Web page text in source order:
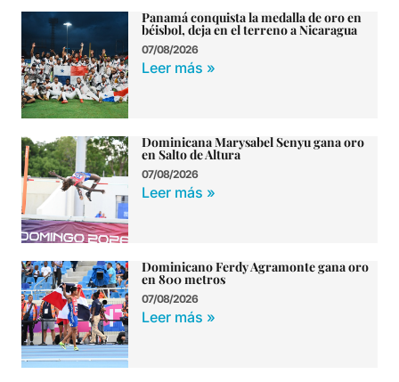
Panamá conquista la medalla de oro en
béisbol, deja en el terreno a Nicaragua
07/08/2026
Leer más »
Dominicana Marysabel Senyu gana oro
en Salto de Altura
07/08/2026
Leer más »
Dominicano Ferdy Agramonte gana oro
en 800 metros
07/08/2026
Leer más »